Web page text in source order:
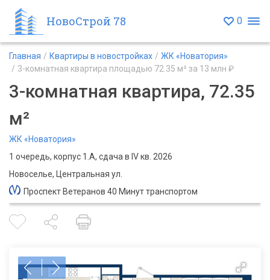
НовоСтрой 78 0
Главная Квартиры в новостройках
ЖК «Новатория»
3-комнатная квартира площадью 72.35 м² за 13 млн ₽
3-комнатная квартира, 72.35
м²
ЖК «Новатория»
1 очередь, корпус 1.А, сдача в IV кв. 2026
Новоселье, Центральная ул.
Проспект Ветеранов 40 Минут транспортом